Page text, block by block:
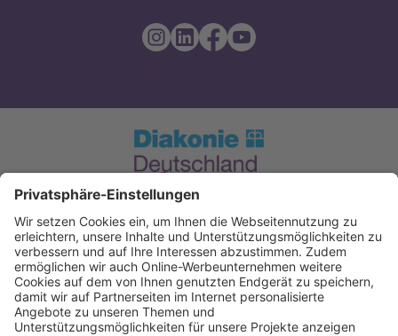
Spendenkonto Diakonie Hessen